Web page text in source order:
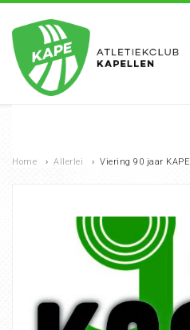
Home › Allerlei › Viering 90 jaar